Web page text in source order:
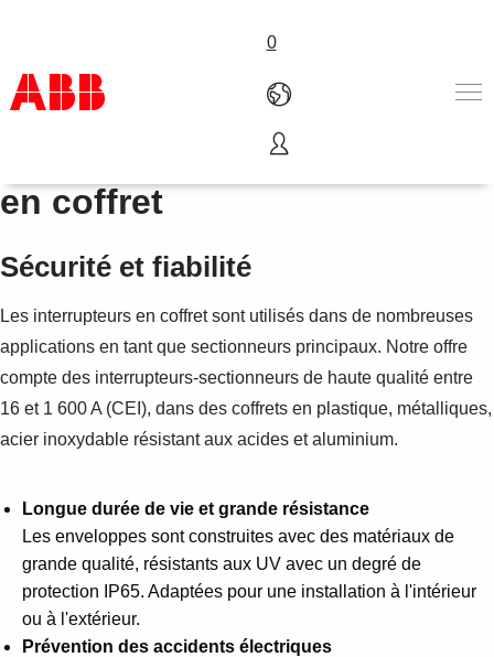
0
Products & Solutions
Industries
About us
Contact us
Careers
Interrupteurs-sectionneurs
en coffret
Sécurité et fiabilité
Les interrupteurs en coffret sont utilisés dans de nombreuses
applications en tant que sectionneurs principaux. Notre offre
compte des interrupteurs-sectionneurs de haute qualité entre
16 et 1 600 A (CEI), dans des coffrets en plastique, métalliques,
acier inoxydable résistant aux acides et aluminium.
Longue durée de vie et grande résistance
Les enveloppes sont construites avec des matériaux de
grande qualité, résistants aux UV avec un degré de
protection IP65. Adaptées pour une installation à l'intérieur
ou à l'extérieur.
Prévention des accidents électriques